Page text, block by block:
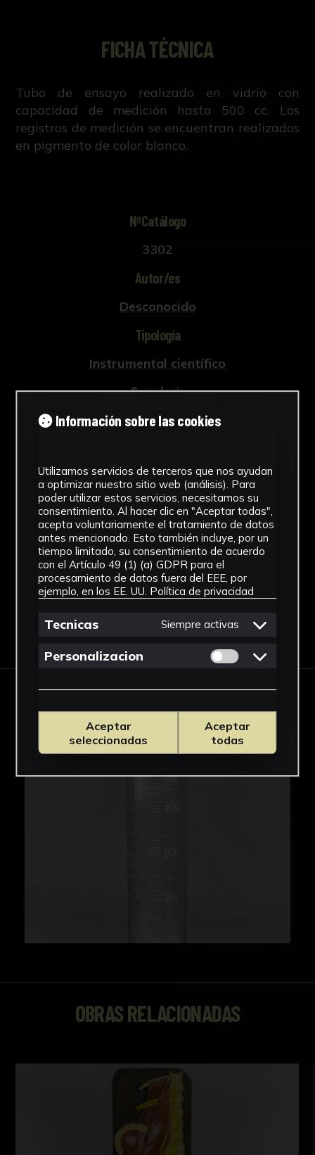
FICHA TÉCNICA
Tubo de ensayo realizado en vidrio con
capacidad de medición hasta 500 cc. Los
registros de medición se encuentran realizados
en pigmento de color blanco.
NºCatálogo
3302
Autor/es
Desconocido
Tipología
Instrumental científico
Cronología
1920 - 2000
Vidrio
Ubicación
Facultad de Medicina
Ver más
Descargar Ficha
IMÁGENES
OBRAS RELACIONADAS
Información sobre las cookies
Utilizamos servicios de terceros que nos ayudan
a optimizar nuestro sitio web (análisis). Para
poder utilizar estos servicios, necesitamos su
consentimiento. Al hacer clic en "Aceptar todas",
acepta voluntariamente el tratamiento de datos
antes mencionado. Esto también incluye, por un
tiempo limitado, su consentimiento de acuerdo
con el Artículo 49 (1) (a) GDPR para el
procesamiento de datos fuera del EEE, por
ejemplo, en los EE. UU. Política de privacidad
Tecnicas Siempre activas
Personalizacion Permitir cookies
Aceptar
seleccionadas
Aceptar
todas